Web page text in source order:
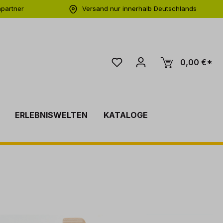
Versand nur innerhalb Deutschlands
0,00 €*
ERLEBNISWELTEN KATALOGE